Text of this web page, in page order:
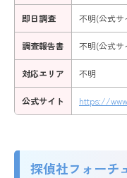
即日調査 不明(公式サ
調査報告書 不明(公式サ
対応エリア 不明
公式サイト https://
探偵社フォーチ